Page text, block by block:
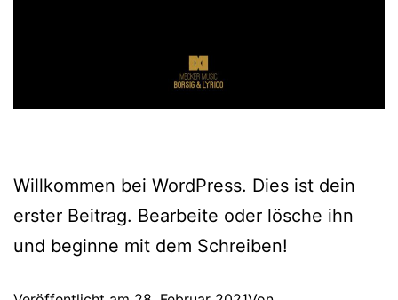
Willkommen bei WordPress. Dies ist dein
erster Beitrag. Bearbeite oder lösche ihn
und beginne mit dem Schreiben!